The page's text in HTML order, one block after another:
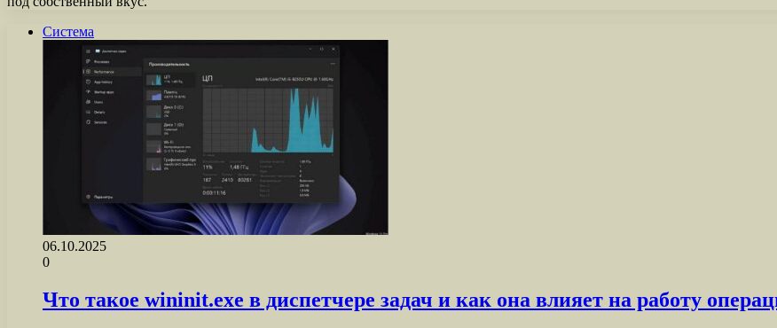
Система
06.10.2025
0
Что такое wininit.exe в диспетчере задач и как она влияет на работу